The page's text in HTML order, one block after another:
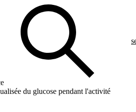
du glucose pendant l'activité